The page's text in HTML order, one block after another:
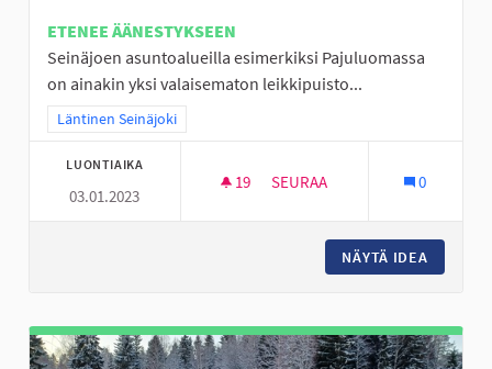
ETENEE ÄÄNESTYKSEEN
Seinäjoen asuntoalueilla esimerkiksi Pajuluomassa
on ainakin yksi valaisematon leikkipuisto...
Rajaa tulokset teeman mukaan: Läntinen Seinäjoki
Läntinen Seinäjoki
LUONTIAIKA
03.01.2023
19 19 SEURAAJAA
SEURAA 0
NÄYTÄ IDEA